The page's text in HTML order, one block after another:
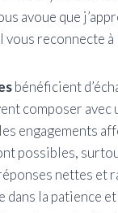
avoue que
reconnecte à
bénéficient
composer avec
engagements
possibles,
nettes et
dans la patience